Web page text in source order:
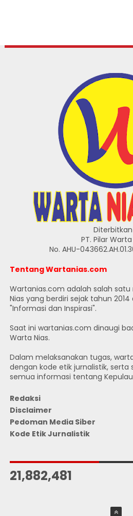
Diterbitkan
PT. Pilar
No. AHU-
Tentang Wartanias.com
Wartanias.com adalah salah satu
Nias yang berdiri sejak tahun
"Informasi dan Inspirasi".
Saat ini wartanias.com dinaugi
Warta Nias.
Dalam melaksanakan tugas,
dengan kode etik jurnalistik, serta
semua informasi tentang
Redaksi
Disclaimer
Pedoman Media Siber
Kode Etik Jurnalistik
21,882,481